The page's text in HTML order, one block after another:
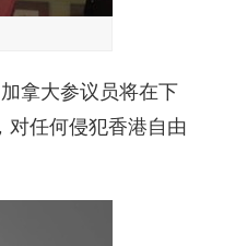
拿大参议员将在下
任何侵犯香港自由